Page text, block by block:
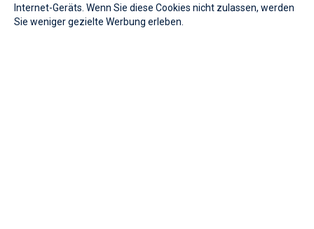
Internet-Geräts. Wenn Sie diese Cookies nicht zulassen, werden
Sie weniger gezielte Werbung erleben.